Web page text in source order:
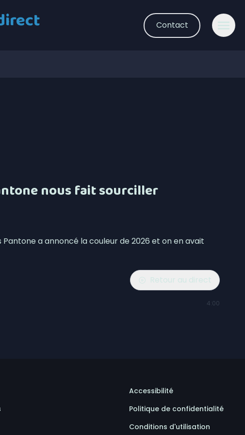
Contact
nous fait sourciller
a annoncé la couleur de 2026 et on en avait
Retour au direct
4:00
Accessibilité
Politique de confidentialité
Conditions d'utilisation